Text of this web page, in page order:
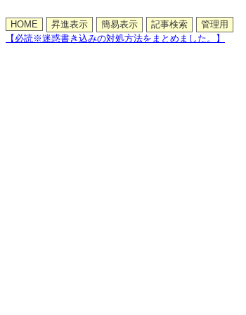
【必読※迷惑書き込みの対処方法をまとめました。】